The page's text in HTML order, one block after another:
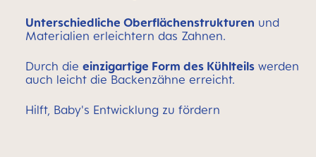
Unterschiedliche Oberflächenstrukturen und
Materialien erleichtern das Zahnen.
Durch die einzigartige Form des Kühlteils werden
auch leicht die Backenzähne erreicht.
Hilft, Baby's Entwicklung zu fördern